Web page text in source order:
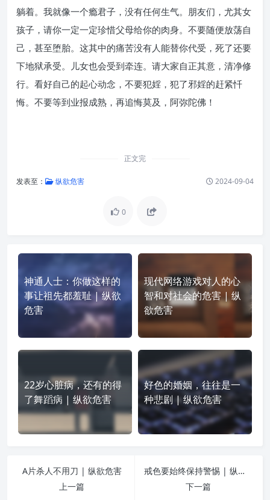
躺着。我就像一个瘾君子，没有任何生气。朋友们，尤其女
孩子，请你一定一定珍惜父母给你的肉身。不要随便放荡自
己，甚至堕胎。这其中的痛苦没有人能替你代受，死了还要
下地狱承受。儿女也会受到牵连。请大家自正其意，清净修
行。看好自己的起心动念，不要犯婬，犯了邪婬的赶紧忏
悔。不要等到业报成熟，再追悔莫及，阿弥陀佛！
正文完
发表至： 纵欲危害 2024-09-04
0
神通人士：你做这样的
事让祖先都羞耻 | 纵欲
危害
现代网络游戏对人的心
智和对社会的危害 | 纵
欲危害
22岁心脏病，还有的得
了舞蹈病 | 纵欲危害
好色的婚姻，往往是一
种悲剧 | 纵欲危害
A片杀人不用刀 | 纵欲危害
上一篇
戒色要始终保持警惕 | 纵欲危害
下一篇